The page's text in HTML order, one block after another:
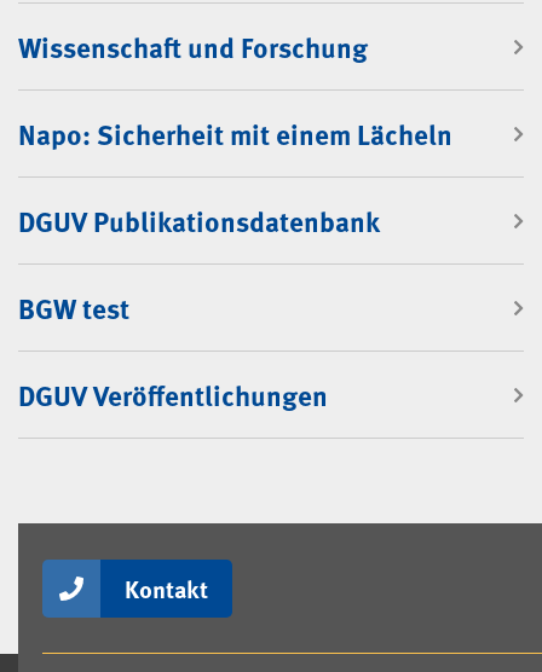
Wissenschaft und Forschung
Napo: Sicherheit mit einem Lächeln
DGUV Publikationsdatenbank
BGW test
DGUV Veröffentlichungen
Kontakt